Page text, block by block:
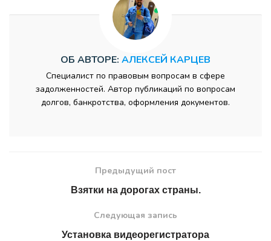
ОБ АВТОРЕ: АЛЕКСЕЙ КАРЦЕВ
Специалист по правовым вопросам в сфере
задолженностей. Автор публикаций по вопросам
долгов, банкротства, оформления документов.
Предыдущий пост
Взятки на дорогах страны.
Следующая запись
Установка видеорегистратора